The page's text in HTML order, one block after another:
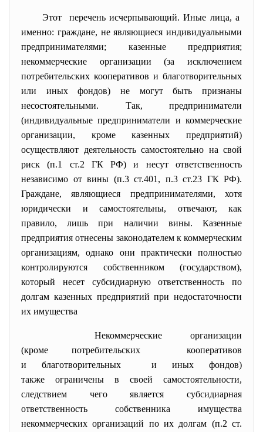
Этот перечень исчерпывающий. Иные лица, а
именно: граждане, не являющиеся индивидуальными
предпринимателями; казенные предприятия;
некоммерческие организации (за исключением
потребительских кооперативов и благотворительных
или иных фондов) не могут быть признаны
несостоятельными. Так, предприниматели
(индивидуальные предприниматели и коммерческие
организации, кроме казенных предприятий)
осуществляют деятельность самостоятельно на свой
риск (п.1 ст.2 ГК РФ) и несут ответственность
независимо от вины (п.3 ст.401, п.3 ст.23 ГК РФ).
Граждане, являющиеся предпринимателями, хотя
юридически и самостоятельны, отвечают, как
правило, лишь при наличии вины. Казенные
предприятия отнесены законодателем к коммерческим
организациям, однако они практически полностью
контролируются собственником (государством),
который несет субсидиарную ответственность по
долгам казенных предприятий при недостаточности
их имущества
Некоммерческие организации
(кроме потребительских кооперативов
и благотворительных и иных фондов)
также ограничены в своей самостоятельности,
следствием чего является субсидиарная
ответственность собственника имущества
некоммерческих организаций по их долгам (п.2 ст.